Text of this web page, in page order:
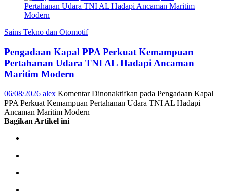
Sains Tekno dan Otomotif
Pengadaan Kapal PPA Perkuat Kemampuan
Pertahanan Udara TNI AL Hadapi Ancaman
Maritim Modern
06/08/2026 alex Komentar Dinonaktifkan pada Pengadaan Kapal
PPA Perkuat Kemampuan Pertahanan Udara TNI AL Hadapi
Ancaman Maritim Modern
Bagikan Artikel ini